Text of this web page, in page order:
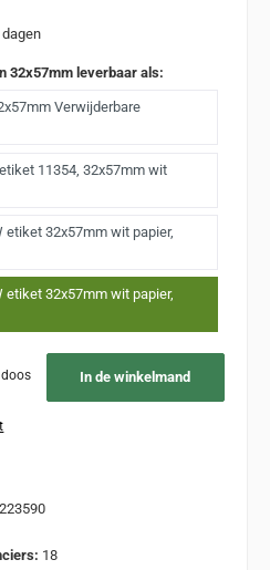
32x57mm leverbaar als:
Verwijderbare
11354, 32x57mm wit
etiket 32x57mm wit papier,
etiket 32x57mm wit papier,
doos In de winkelmand
18